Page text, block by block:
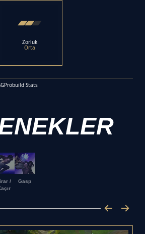
Zorluk
Orta
Probuild Stats
/
Gasp